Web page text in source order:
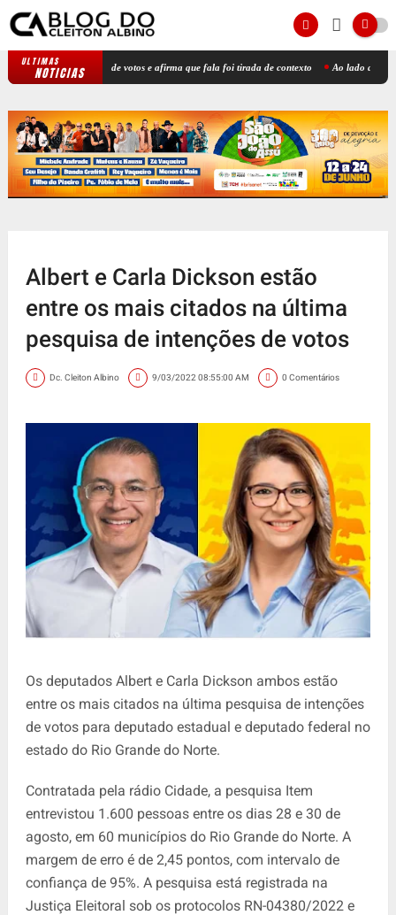
ULTIMAS
NOTICIAS
nega compra de votos e afirma que fala foi tirada de contexto Ao lado de Flávio
Albert e Carla Dickson estão
entre os mais citados na última
pesquisa de intenções de votos
Dc. Cleiton Albino 9/03/2022 08:55:00 AM 0 Comentários
Os deputados Albert e Carla Dickson ambos estão
entre os mais citados na última pesquisa de intenções
de votos para deputado estadual e deputado federal no
estado do Rio Grande do Norte.
Contratada pela rádio Cidade, a pesquisa Item
entrevistou 1.600 pessoas entre os dias 28 e 30 de
agosto, em 60 municípios do Rio Grande do Norte. A
margem de erro é de 2,45 pontos, com intervalo de
confiança de 95%. A pesquisa está registrada na
Justiça Eleitoral sob os protocolos RN-04380/2022 e